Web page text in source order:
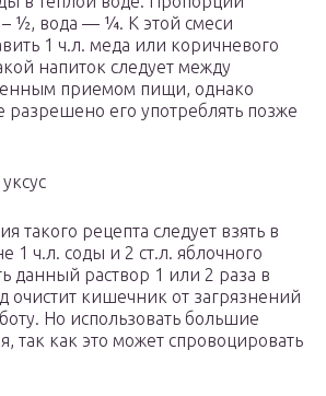
½, вода — ¼. К этой смеси
1 ч.л. меда или коричневого
напиток следует между
приемом пищи, однако
разрешено его употреблять позже
такого рецепта следует взять в
1 ч.л. соды и 2 ст.л. яблочного
данный раствор 1 или 2 раза в
очистит кишечник от загрязнений
Но использовать большие
так как это может спровоцировать